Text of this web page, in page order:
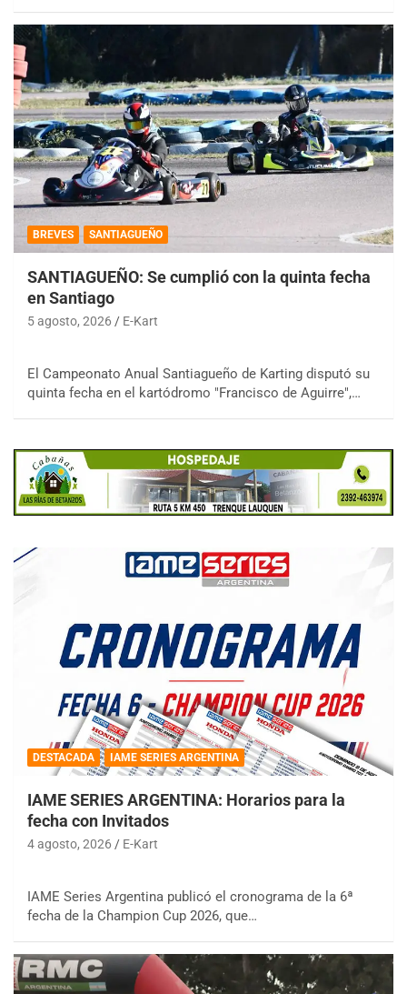
BREVES SANTIAGUEÑO
SANTIAGUEÑO: Se cumplió con la quinta fecha
en Santiago
5 agosto, 2026 E-Kart
El Campeonato Anual Santiagueño de Karting disputó su
quinta fecha en el kartódromo "Francisco de Aguirre",…
DESTACADA IAME SERIES ARGENTINA
IAME SERIES ARGENTINA: Horarios para la
fecha con Invitados
4 agosto, 2026 E-Kart
IAME Series Argentina publicó el cronograma de la 6ª
fecha de la Champion Cup 2026, que…